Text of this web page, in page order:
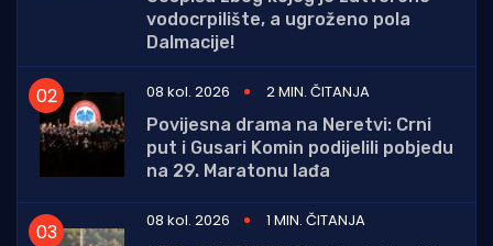
vodocrpilište, a ugroženo pola
Dalmacije!
08 kol. 2026
2 MIN. ČITANJA
Povijesna drama na Neretvi: Crni
put i Gusari Komin podijelili pobjedu
na 29. Maratonu lađa
08 kol. 2026
1 MIN. ČITANJA